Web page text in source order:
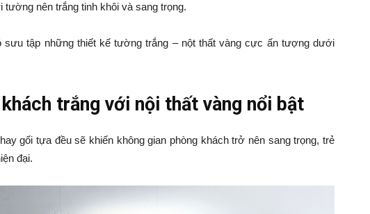
nên trắng tinh khôi và sang trọng.
sưu tập những thiết kế tường trắng – nột thất vàng cực ấn tượng dưới
trắng với nội thất vàng nổi bật
gối tựa đều sẽ khiến không gian phòng khách trở nên sang trọng, trẻ
đại.